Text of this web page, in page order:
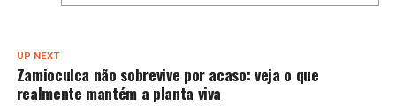
UP NEXT
Zamioculca não sobrevive por acaso: veja o que
realmente mantém a planta viva